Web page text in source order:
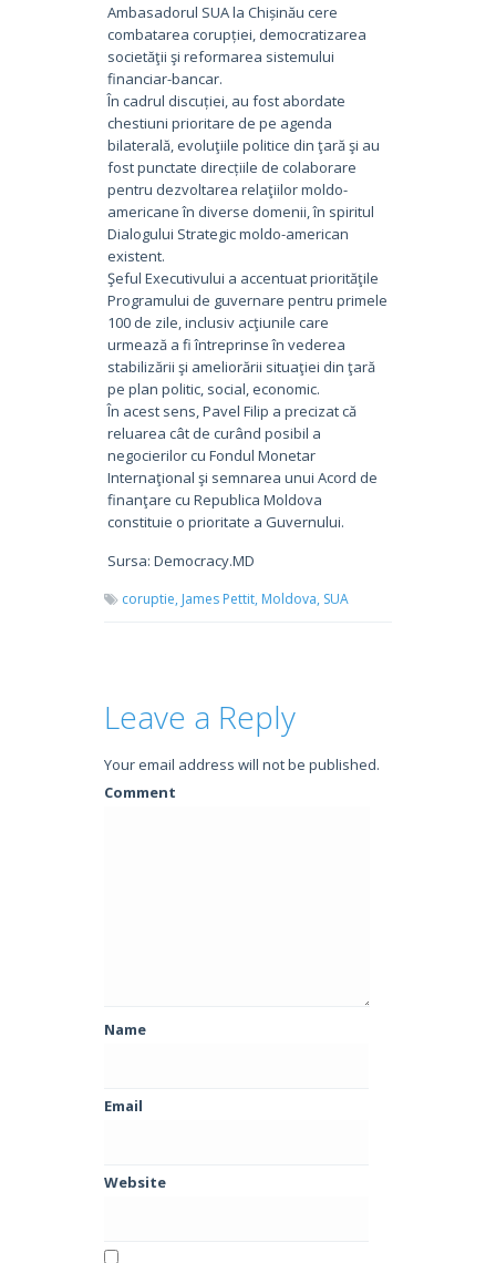
Ambasadorul SUA la Chișinău cere
combatarea corupției, democratizarea
societăţii şi reformarea sistemului
financiar-bancar.
În cadrul discuției, au fost abordate
chestiuni prioritare de pe agenda
bilaterală, evoluţiile politice din ţară şi au
fost punctate direcțiile de colaborare
pentru dezvoltarea relaţiilor moldo-
americane în diverse domenii, în spiritul
Dialogului Strategic moldo-american
existent.
Şeful Executivului a accentuat priorităţile
Programului de guvernare pentru primele
100 de zile, inclusiv acţiunile care
urmează a fi întreprinse în vederea
stabilizării şi ameliorării situaţiei din ţară
pe plan politic, social, economic.
În acest sens, Pavel Filip a precizat că
reluarea cât de curând posibil a
negocierilor cu Fondul Monetar
Internaţional şi semnarea unui Acord de
finanţare cu Republica Moldova
constituie o prioritate a Guvernului.
Sursa: Democracy.MD
coruptie, James Pettit, Moldova, SUA
Leave a Reply
Your email address will not be published.
Comment
Name
Email
Website